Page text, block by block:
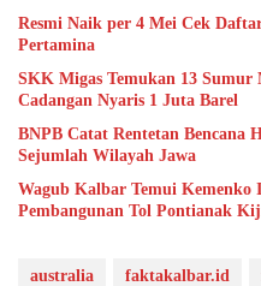
Resmi Naik per 4 Mei Cek
Pertamina
SKK Migas Temukan 13 Sumur
Cadangan Nyaris 1 Juta Barel
BNPB Catat Rentetan Bencana
Sejumlah Wilayah Jawa
Wagub Kalbar Temui
Pembangunan Tol Pontianak
australia faktakalbar.id